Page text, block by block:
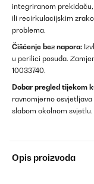
integriranom
ili recirkulacijskim
problema.
Čišćenje bez napora:
u perilici posuđa.
10033740.
Dobar pregled tijekom
ravnomjerno
slabom okolnom svjetlu.
Opis proizvoda